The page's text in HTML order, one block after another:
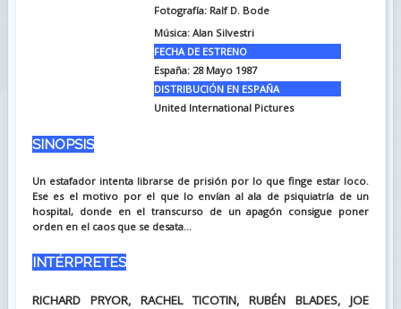
Fotografía: Ralf D. Bode
Música: Alan Silvestri
FECHA DE ESTRENO
España: 28 Mayo 1987
DISTRIBUCIÓN EN ESPAÑA
United International Pictures
SINOPSIS
Un estafador intenta librarse de prisión por lo que finge estar loco.
Ese es el motivo por el que lo envían al ala de psiquiatría de un
hospital, donde en el transcurso de un apagón consigue poner
orden en el caos que se desata...
INTÉRPRETES
RICHARD PRYOR, RACHEL TICOTIN, RUBÉN BLADES, JOE